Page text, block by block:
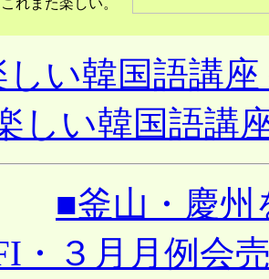
れまた楽しい。
い韓国語講座
しい韓国語講
■釜山・慶州
・３月月例会